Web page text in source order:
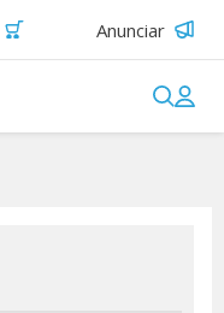
Anunciar